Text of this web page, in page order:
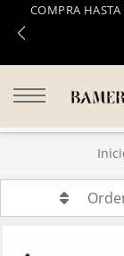
COMPRA